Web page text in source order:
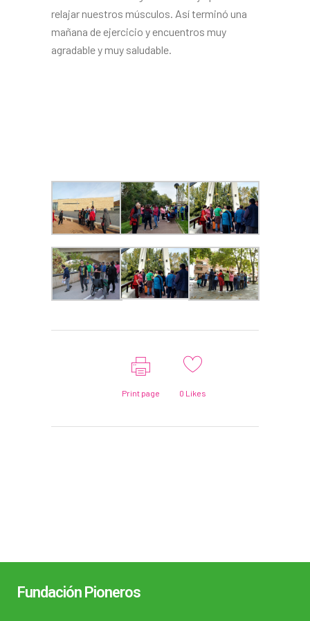
relajar nuestros músculos. Así terminó una
mañana de ejercicio y encuentros muy
agradable y muy saludable.
Print page 0 Likes
Fundación Pioneros